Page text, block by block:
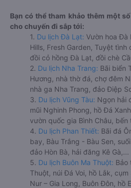
Bạn có thể tham khảo thêm một
cho chuyến đi sắp tới:
1. Du lịch Đà Lạt: Vườn hoa Đà
Hills, Fresh Garden, Tuyệt tình
đồi cỏ hồng Đà Lạt, đồi chè
2. Du lịch Nha Trang: Bãi biển
Hương, nhà thờ đá, chợ đêm
nhà ga Nha Trang, đảo Điệp
3. Du lịch Vũng Tàu: Ngọn hải
mũi Nghinh Phong, hồ Đá
vườn quốc gia Bình Châu, bến
4. Du lịch Phan Thiết: Bãi đá
bay, Bàu Trắng - Bàu Sen,
đảo Hòn Bà, hải đăng Kê Gà,...
5. Du lịch Buôn Ma Thuột: Bảo
Thuột, núi Đá Voi, hồ Lắk,
Nur – Gia Long, Buôn Đôn, hồ